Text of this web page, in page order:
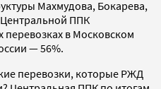
Махмудова, Бокарева,
ППК
в Московском
— 56%.
перевозки, которые РЖД